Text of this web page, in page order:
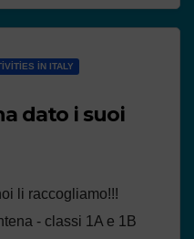
IN ITALY
dato i suoi
li raccogliamo!!!
- classi 1A e 1B